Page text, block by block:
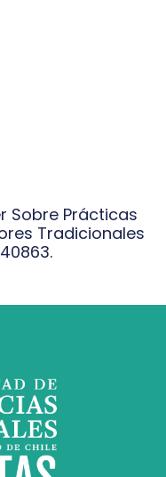
Sobre Prácticas
Tradicionales